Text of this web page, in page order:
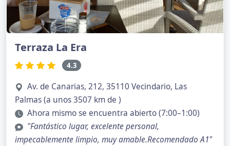
Terraza La Era
4.3
Av. de Canarias, 212, 35110 Vecindario, Las
Palmas (a unos 3507 km de )
Ahora mismo se encuentra abierto (7:00–1:00)
"Fantástico lugar, excelente personal,
impecablemente limpio, muy amable.Recomendado A1"